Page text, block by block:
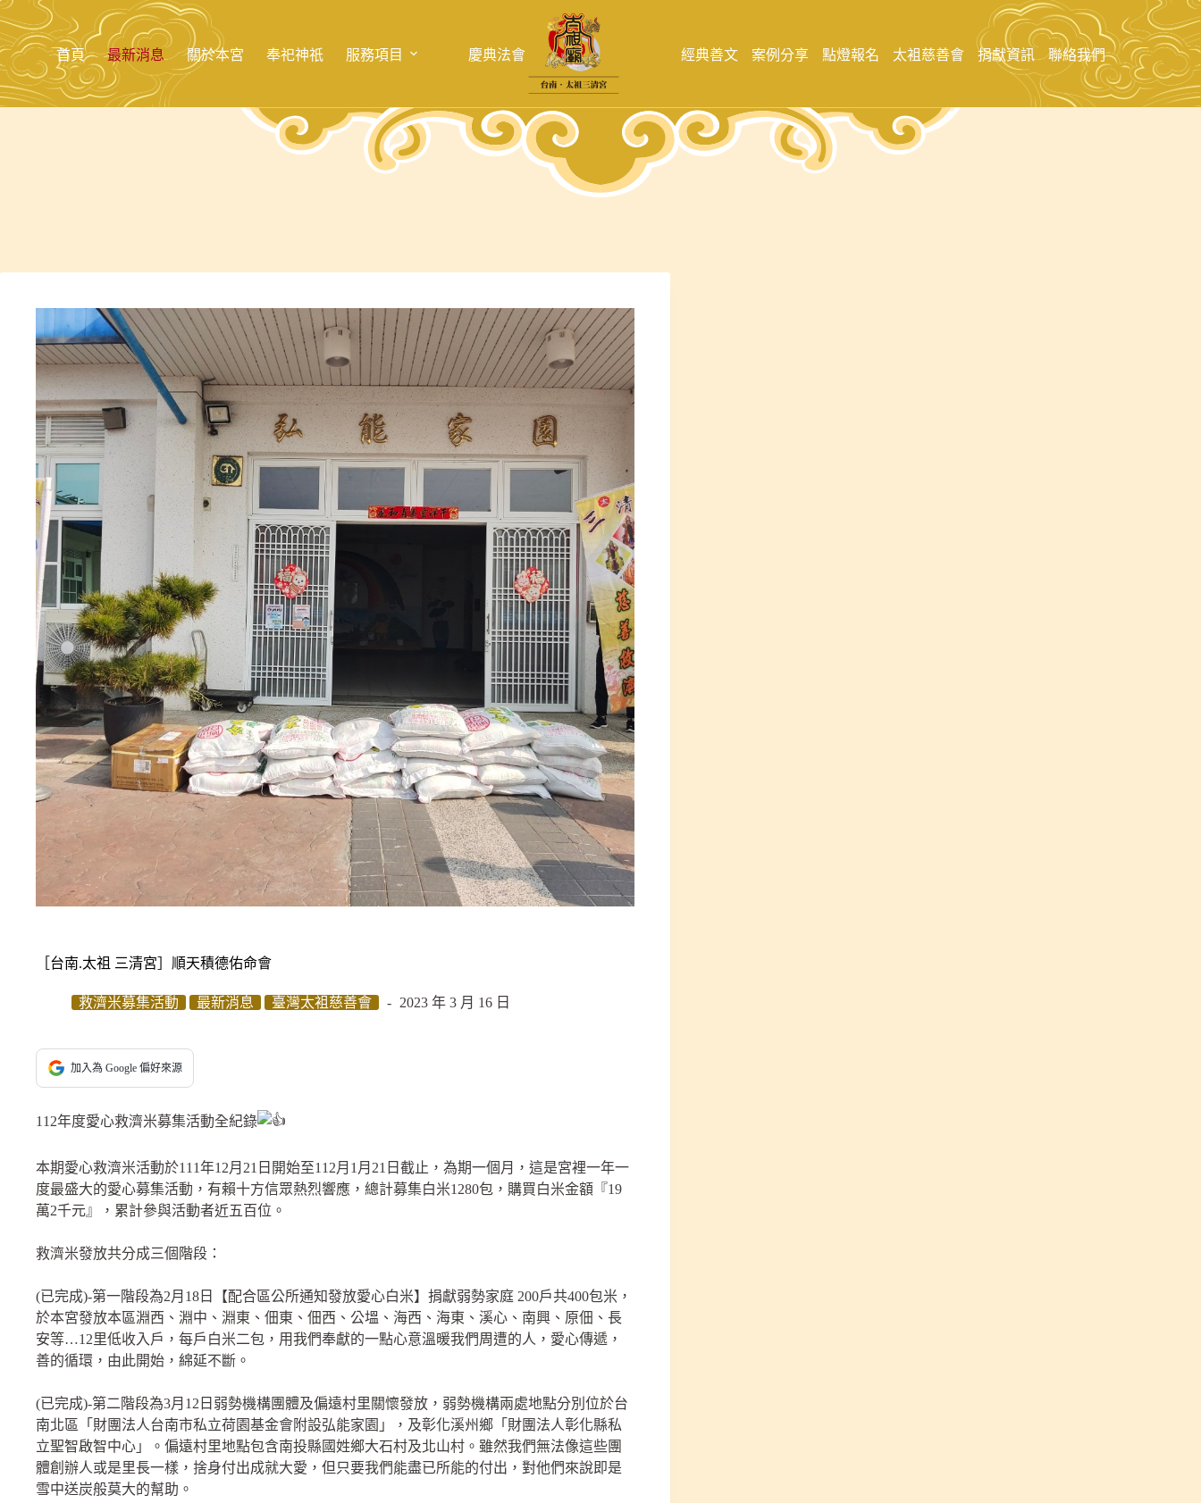
跳
至
主
要
內
首頁 最新消息 關於本宮 奉祀神祇 服務項目 慶典法會 經典善文 案例分享 點燈報名 太袓慈善會 捐獻資訊 聯絡我們
［台南.太祖 三清宮］順天積德佑命會
救濟米募集活動 最新消息 臺灣太袓慈善會 2023 年 3 月 16 日
加入為 Google 偏好來源
112年度愛心救濟米募集活動全紀錄
本期愛心救濟米活動於111年12月21日開始至112月1月21日截止，為期一個月，這是宮裡一年一
度最盛大的愛心募集活動，有賴十方信眾熱烈響應，總計募集白米1280包，購買白米金額『19
萬2千元』，累計參與活動者近五百位。
救濟米發放共分成三個階段：
(已完成)-第一階段為2月18日【配合區公所通知發放愛心白米】捐獻弱勢家庭 200戶共400包米，
於本宮發放本區淵西、淵中、淵東、佃東、佃西、公塭、海西、海東、溪心、南興、原佃、長
安等…12里低收入戶，每戶白米二包，用我們奉獻的一點心意溫暖我們周遭的人，愛心傳遞，
善的循環，由此開始，綿延不斷。
(已完成)-第二階段為3月12日弱勢機構團體及偏遠村里關懷發放，弱勢機構兩處地點分別位於台
南北區「財團法人台南市私立荷園基金會附設弘能家園」，及彰化溪州鄉「財團法人彰化縣私
立聖智啟智中心」。偏遠村里地點包含南投縣國姓鄉大石村及北山村。雖然我們無法像這些團
體創辦人或是里長一樣，捨身付出成就大愛，但只要我們能盡已所能的付出，對他們來說即是
雪中送炭般莫大的幫助。